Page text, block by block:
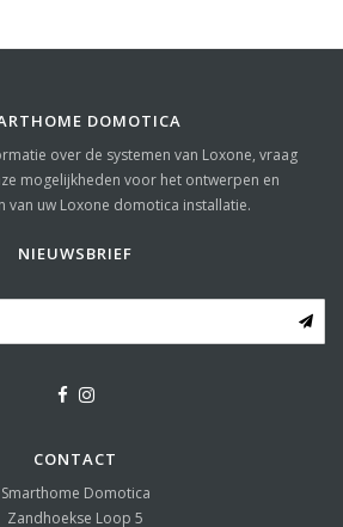
DOMOTICA
over de systemen van Loxone, vraag
mogelijkheden voor het ontwerpen en
van uw Loxone domotica installatie.
NIEUWSBRIEF
CONTACT
Smarthome Domotica
Zandhoekse Loop 5